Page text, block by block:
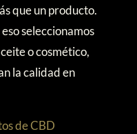
que un producto.
seleccionamos
o cosmético,
la calidad en
de CBD